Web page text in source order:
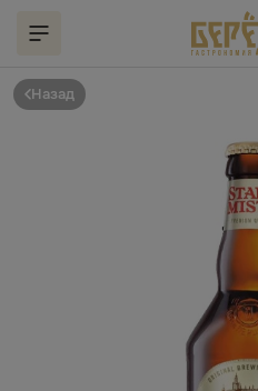
Назад